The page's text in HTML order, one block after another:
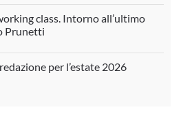
class. Intorno all’ultimo
Prunetti
per l’estate 2026